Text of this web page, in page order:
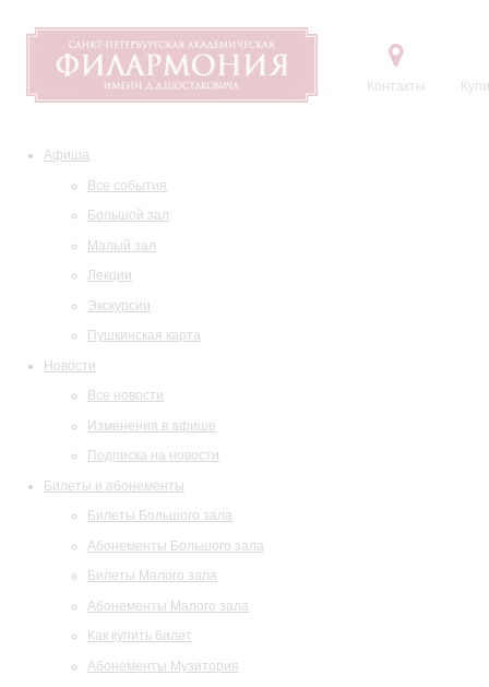
Контакты
Афиша
Все события
Большой зал
Малый зал
Лекции
Экскурсии
Пушкинская карта
Новости
Все новости
Изменения в афише
Подписка на новости
Билеты и абонементы
Билеты Большого зала
Абонементы Большого зала
Билеты Малого зала
Абонементы Малого зала
Как купить билет
Абонементы Музитория